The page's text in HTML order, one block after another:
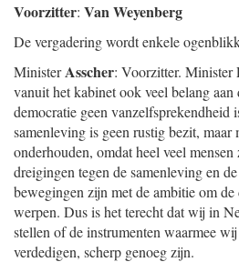
Voorzitter: Van Weyenberg
De vergadering wordt enkele
MinisterAsscher: Voorzitter. Minister
vanuit het kabinet ook veel belang aan
democratie geen vanzelfsprekendheid
samenleving is geen rustig bezit, maar
onderhouden, omdat heel veel
dreigingen tegen de samenleving en
bewegingen zijn met de ambitie om
werpen. Dus is het terecht dat wij in
stellen of de instrumenten waarmee
verdedigen, scherp genoeg zijn.